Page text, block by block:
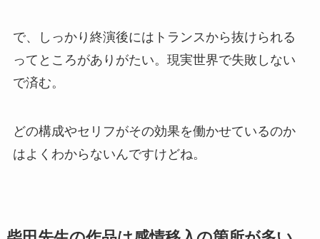
で、しっかり終演後にはトランスから抜けられる
ってところがありがたい。現実世界で失敗しない
で済む。
どの構成やセリフがその効果を働かせているのか
はよくわからないんですけどね。